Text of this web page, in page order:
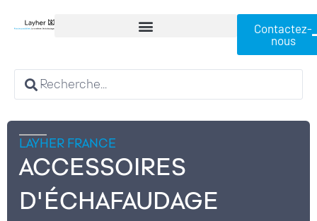
Contactez-
nous
LAYHER FRANCE
ACCESSOIRES
D'ÉCHAFAUDAGE